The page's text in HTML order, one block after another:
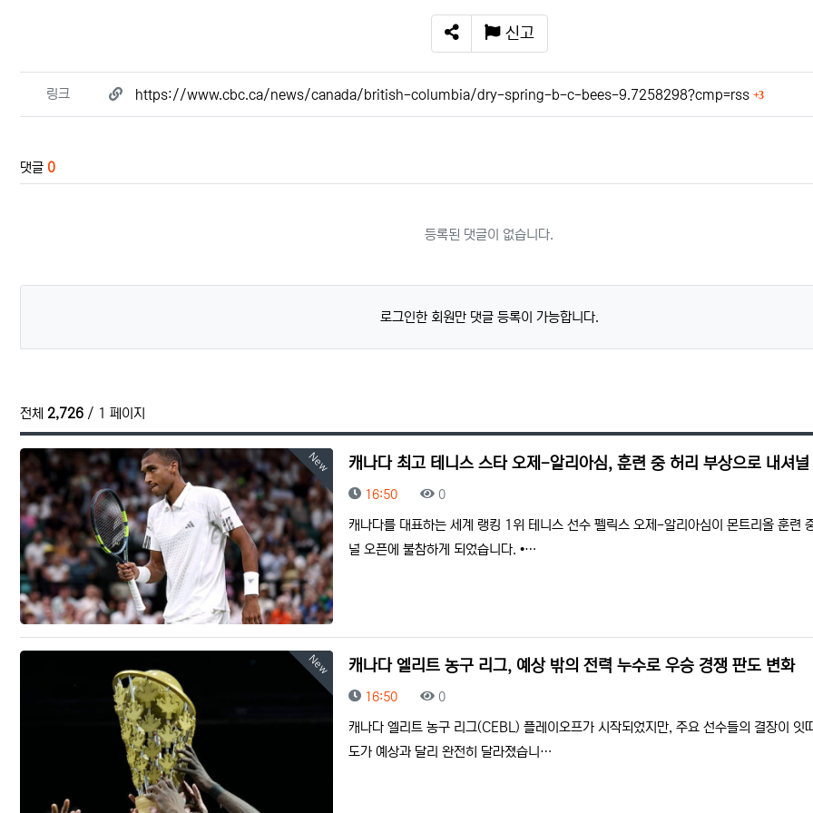
SNS 공유
신고
관련자료
링크 https://www.cbc.ca/news/canada/british-columbia/dry-spring-b-c-bees-9.7258298?cmp=rss 3회 연결
댓글 0
등록된 댓글이 없습니다.
로그인한 회원만 댓글 등록이 가능합니다.
전체 2,726 / 1 페이지
New 캐나다 최고 테니스 스타 오제-알리아심, 훈련 중 허리 부상으로 내셔
등록일
16:50 조회
0
캐나다를 대표하는 세계 랭킹 1위 테니스 선수 펠릭스 오제-알리아심이 몬트리올 훈련
널 오픈에 불참하게 되었습니다. •…
New 캐나다 엘리트 농구 리그, 예상 밖의 전력 누수로 우승 경쟁 판도 변화
등록일
16:50 조회
0
캐나다 엘리트 농구 리그(CEBL) 플레이오프가 시작되었지만, 주요 선수들의 결장이 잇
도가 예상과 달리 완전히 달라졌습니…